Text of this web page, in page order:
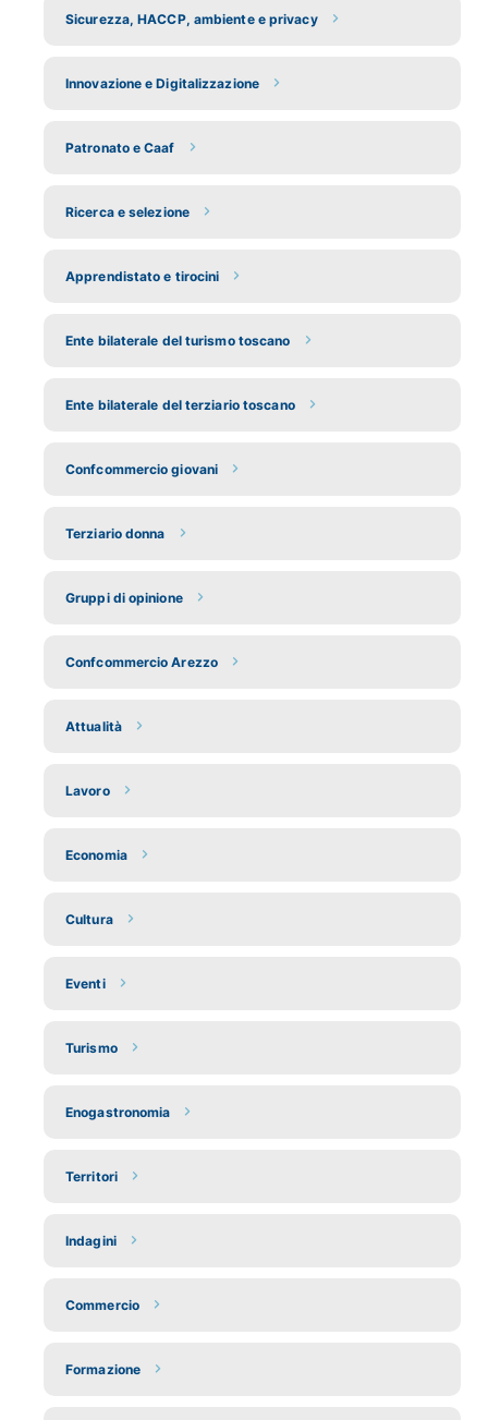
Sicurezza, HACCP, ambiente e privacy
Innovazione e Digitalizzazione
Patronato e Caaf
Ricerca e selezione
Apprendistato e tirocini
Ente bilaterale del turismo toscano
Ente bilaterale del terziario toscano
Confcommercio giovani
Terziario donna
Gruppi di opinione
Confcommercio Arezzo
Attualità
Lavoro
Economia
Cultura
Eventi
Turismo
Enogastronomia
Territori
Indagini
Commercio
Formazione